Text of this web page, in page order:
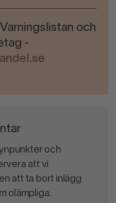
och
-
och
att vi
att ta bort inlägg
olämpliga.